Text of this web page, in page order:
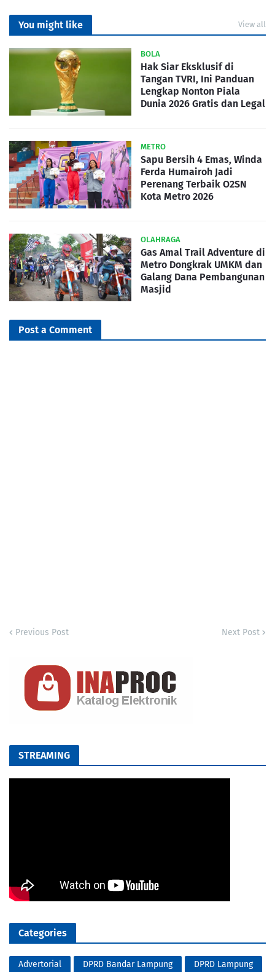
You might like View all
BOLA
Hak Siar Eksklusif di
Tangan TVRI, Ini Panduan
Lengkap Nonton Piala
Dunia 2026 Gratis dan Legal
METRO
Sapu Bersih 4 Emas, Winda
Ferda Humairoh Jadi
Perenang Terbaik O2SN
Kota Metro 2026
OLAHRAGA
Gas Amal Trail Adventure di
Metro Dongkrak UMKM dan
Galang Dana Pembangunan
Masjid
Post a Comment
Previous Post Next Post
STREAMING
Categories
Advertorial DPRD Bandar Lampung
DPRD Lampung